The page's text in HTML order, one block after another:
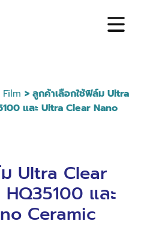
> ลูกค้าเลือกใช้ฟิล์ม Ultra
และ Ultra Clear Nano
Ultra Clear
และ
Ceramic